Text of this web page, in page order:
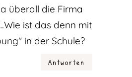
überall die Firma
ist das denn mit
in der Schule?
Antworten